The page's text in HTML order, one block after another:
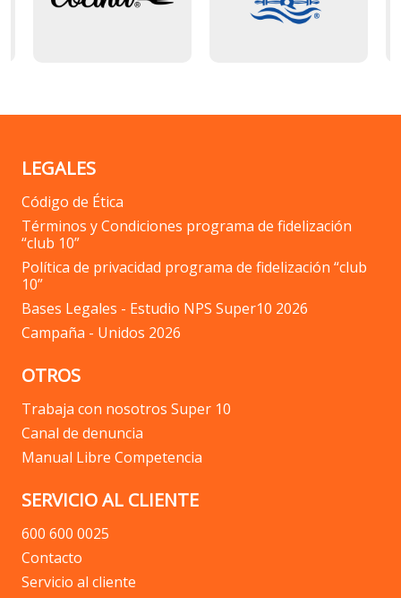
LEGALES
Código de Ética
Términos y Condiciones programa de fidelización
“club 10”
Política de privacidad programa de fidelización “club
10”
Bases Legales - Estudio NPS Super10 2026
Campaña - Unidos 2026
OTROS
Trabaja con nosotros Super 10
Canal de denuncia
Manual Libre Competencia
SERVICIO AL CLIENTE
600 600 0025
Contacto
Servicio al cliente